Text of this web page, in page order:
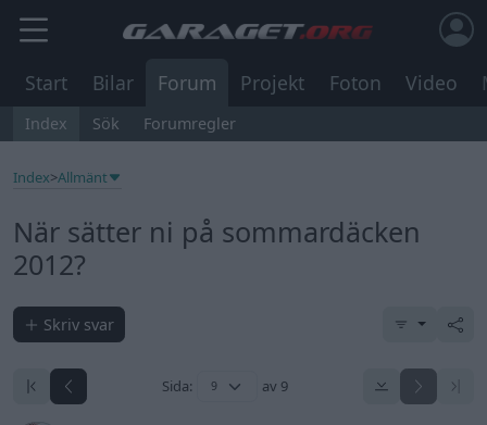
Start Bilar Forum Projekt Foton Video
Index Sök Forumregler
Index>Allmänt
När sätter ni på sommardäcken
2012?
Skriv svar
Sida: av 9